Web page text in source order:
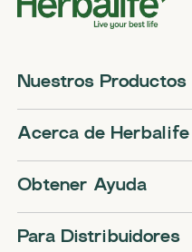
Nuestros Productos
Acerca de Herbalife
Obtener Ayuda
Para Distribuidores